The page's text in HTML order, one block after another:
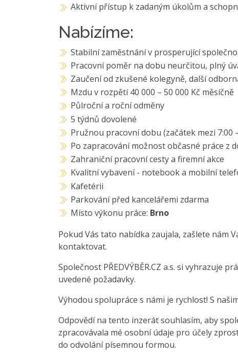
Aktivní přístup k zadaným úkolům a
Nabízíme:
Stabilní zaměstnání v prosperující
Pracovní poměr na dobu neurčitou, plný
Zaučení od zkušené kolegyně, další
Mzdu v rozpětí 40 000 – 50 000 Kč měsíčně
Půlroční a roční odměny
5 týdnů dovolené
Pružnou pracovní dobu (začátek mezi 7:00
Po zapracování možnost občasné práce z
Zahraniční pracovní cesty a firemní akce
Kvalitní vybavení - notebook a mobilní
Kafetérii
Parkování před kancelářemi zdarma
Místo výkonu práce: Brno
Pokud Vás tato nabídka zaujala, zašlete nám
kontaktovat.
Společnost PŘEDVÝBĚR.CZ a.s. si vyhrazuje
uvedené požadavky.
Výhodou spolupráce s námi je rychlost! S
Odpovědí na tento inzerát souhlasím, aby
zpracovávala mé osobní údaje pro účely
do odvolání písemnou formou.